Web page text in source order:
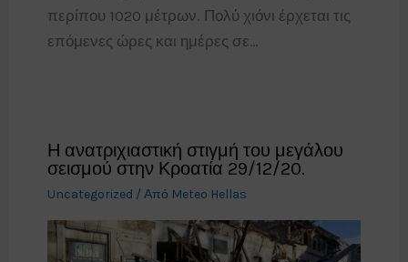
περίπου 1020 μέτρων. Πολύ χιόνι έρχεται τις
επόμενες ώρες και ημέρες σε…
Η ανατριχιαστική στιγμή του μεγάλου
σεισμού στην Κροατία 29/12/20.
Uncategorized / Από Meteo Hellas